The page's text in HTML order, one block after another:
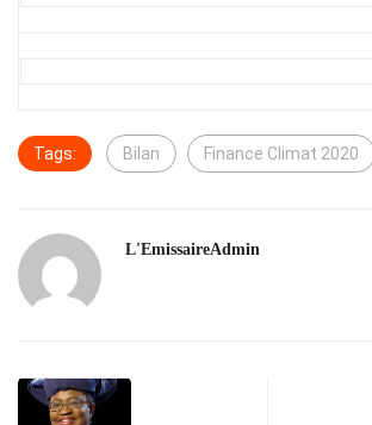
Tags: Bilan Finance Climat 2020
L'EmissaireAdmin